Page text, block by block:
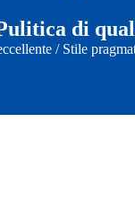
di
/ Stile